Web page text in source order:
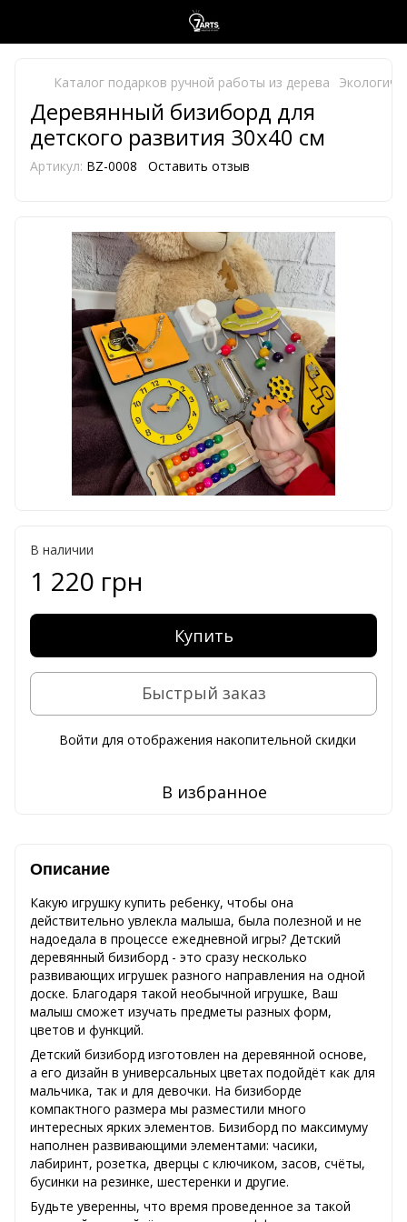
Каталог подарков ручной работы из дерева
Деревянный бизиборд для
детского развития 30х40 см
Артикул: BZ-0008 Оставить отзыв
В наличии
1 220 грн
Купить
Быстрый заказ
Войти для отображения накопительной скидки
В избранное
Описание
Какую игрушку купить ребенку, чтобы она
действительно увлекла малыша, была полезной и не
надоедала в процессе ежедневной игры? Детский
деревянный бизиборд - это сразу несколько
развивающих игрушек разного направления на одной
доске. Благодаря такой необычной игрушке, Ваш
малыш сможет изучать предметы разных форм,
цветов и функций.
Детский бизиборд изготовлен на деревянной основе,
а его дизайн в универсальных цветах подойдёт как для
мальчика, так и для девочки. На бизиборде
компактного размера мы разместили много
интересных ярких элементов. Бизиборд по максимуму
наполнен развивающими элементами: часики,
лабиринт, розетка, дверцы с ключиком, засов, счёты,
бусинки на резинке, шестеренки и другие.
Будьте уверенны, что время проведенное за такой